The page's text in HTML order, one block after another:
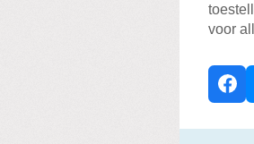
voor
D
e
e